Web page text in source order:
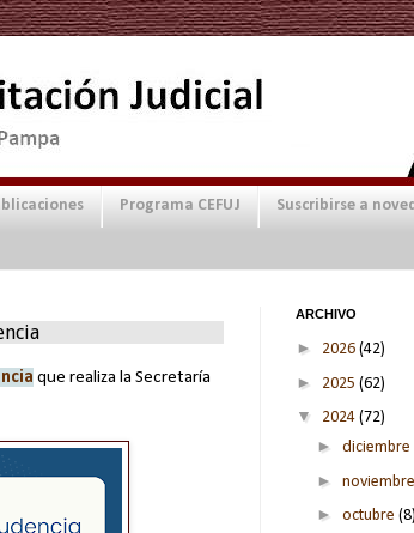
Programa CEFUJ Suscribirse a
que realiza la Secretaría
ARCHIVO
► 2026 (42)
► 2025 (62)
▼ 2024 (72)
► diciembre
►
► octubre